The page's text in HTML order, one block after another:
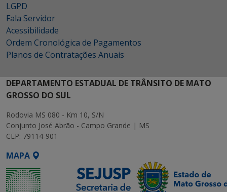
LGPD
Fala Servidor
Acessibilidade
Ordem Cronológica de Pagamentos
Planos de Contratações Anuais
DEPARTAMENTO ESTADUAL DE TRÂNSITO DE MATO
GROSSO DO SUL
Rodovia MS 080 - Km 10, S/N
Conjunto José Abrão - Campo Grande | MS
CEP: 79114-901
MAPA